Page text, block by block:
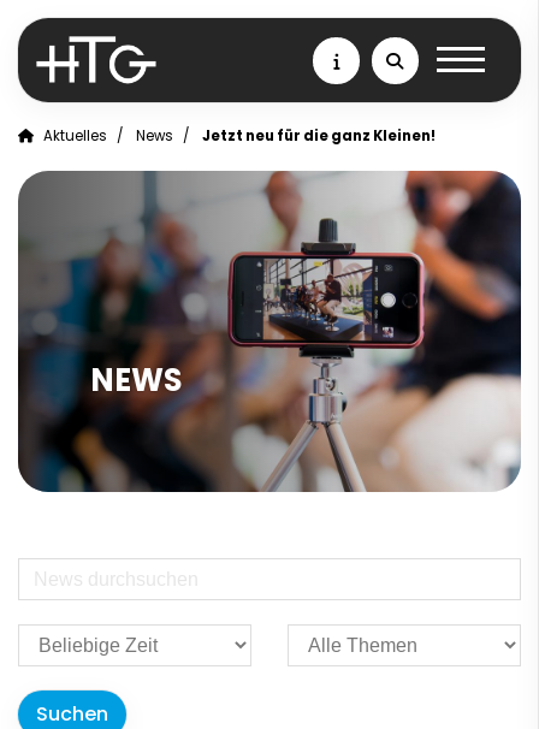
Aktuelles News Jetzt neu für die ganz Kleinen!
NEWS